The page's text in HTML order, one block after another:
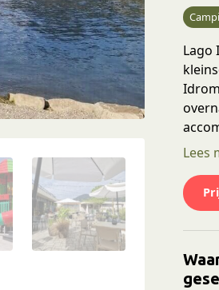
Lago
niet
is er
onze